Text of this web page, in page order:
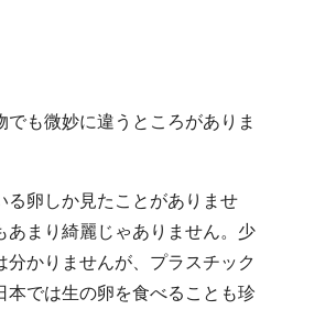
も微妙に違うところがありま
卵しか見たことがありませ
まり綺麗じゃありません。少
かりませんが、プラスチック
では生の卵を食べることも珍